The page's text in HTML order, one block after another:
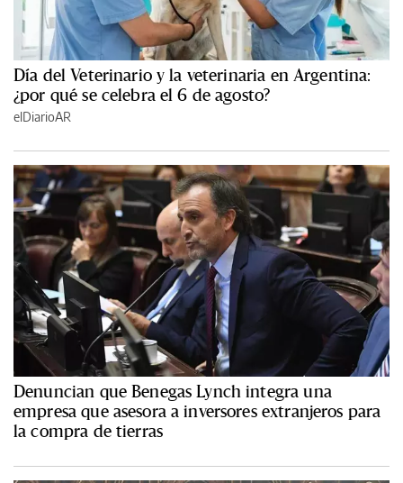
Día del Veterinario y la veterinaria en Argentina:
¿por qué se celebra el 6 de agosto?
elDiarioAR
Denuncian que Benegas Lynch integra una
empresa que asesora a inversores extranjeros para
la compra de tierras